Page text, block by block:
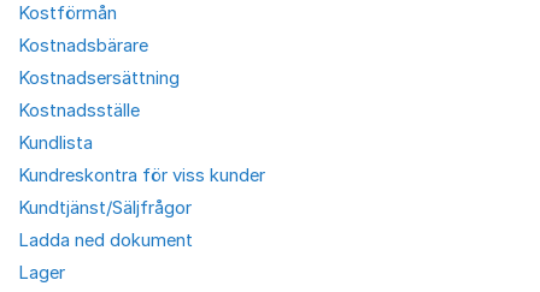
Kostförmån
Kostnadsbärare
Kostnadsersättning
Kostnadsställe
Kundlista
Kundreskontra för viss kunder
Kundtjänst/Säljfrågor
Ladda ned dokument
Lager